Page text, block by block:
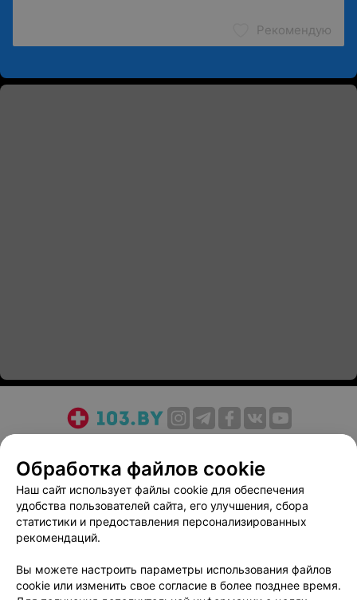
Рекомендую
Медицинский маркетинг
Публичный договор
Пользовательское соглашение
Способы оплаты
Вакансии
Партнеры
Написать руководителю 103.by
Персональные настройки cookie
Обработка файлов cookie
Наш сайт использует файлы cookie для обеспечения
удобства пользователей сайта, его улучшения, сбора
статистики и предоставления персонализированных
рекомендаций.
Вы можете настроить параметры использования файлов
cookie или изменить свое согласие в более позднее время.